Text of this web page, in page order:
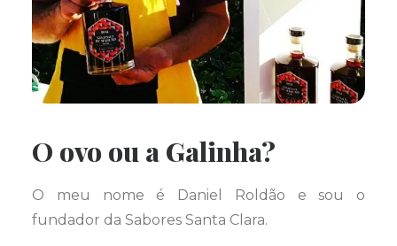
O ovo ou a Galinha?
O meu nome é Daniel Roldão e sou o
fundador da Sabores Santa Clara.